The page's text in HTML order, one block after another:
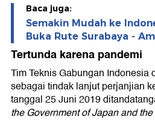
Baca juga:
Semakin Mudah ke
Buka Rute Surabaya -
Tertunda karena pandemi
Tim Teknis Gabungan Indonesia
sebagai tindak lanjut perjanjian
tanggal 25 Juni 2019
the Government of Japan and